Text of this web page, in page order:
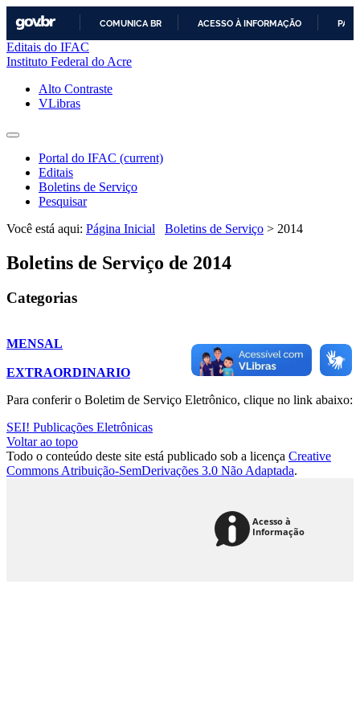
COMUNICA BR ACESSO À INFORMAÇÃO
Editais do IFAC
Instituto Federal do Acre
Alto Contraste
VLibras
Portal do IFAC (current)
Editais
Boletins de Serviço
Pesquisar
Você está aqui: Página Inicial Boletins de Serviço > 2014
Boletins de Serviço de 2014
Categorias
MENSAL
EXTRAORDINARIO
Para conferir o Boletim de Serviço Eletrônico, clique no link abaixo:
SEI! Publicações Eletrônicas
Voltar ao topo
Todo o conteúdo deste site está publicado sob a licença Creative
Commons Atribuição-SemDerivações 3.0 Não Adaptada.